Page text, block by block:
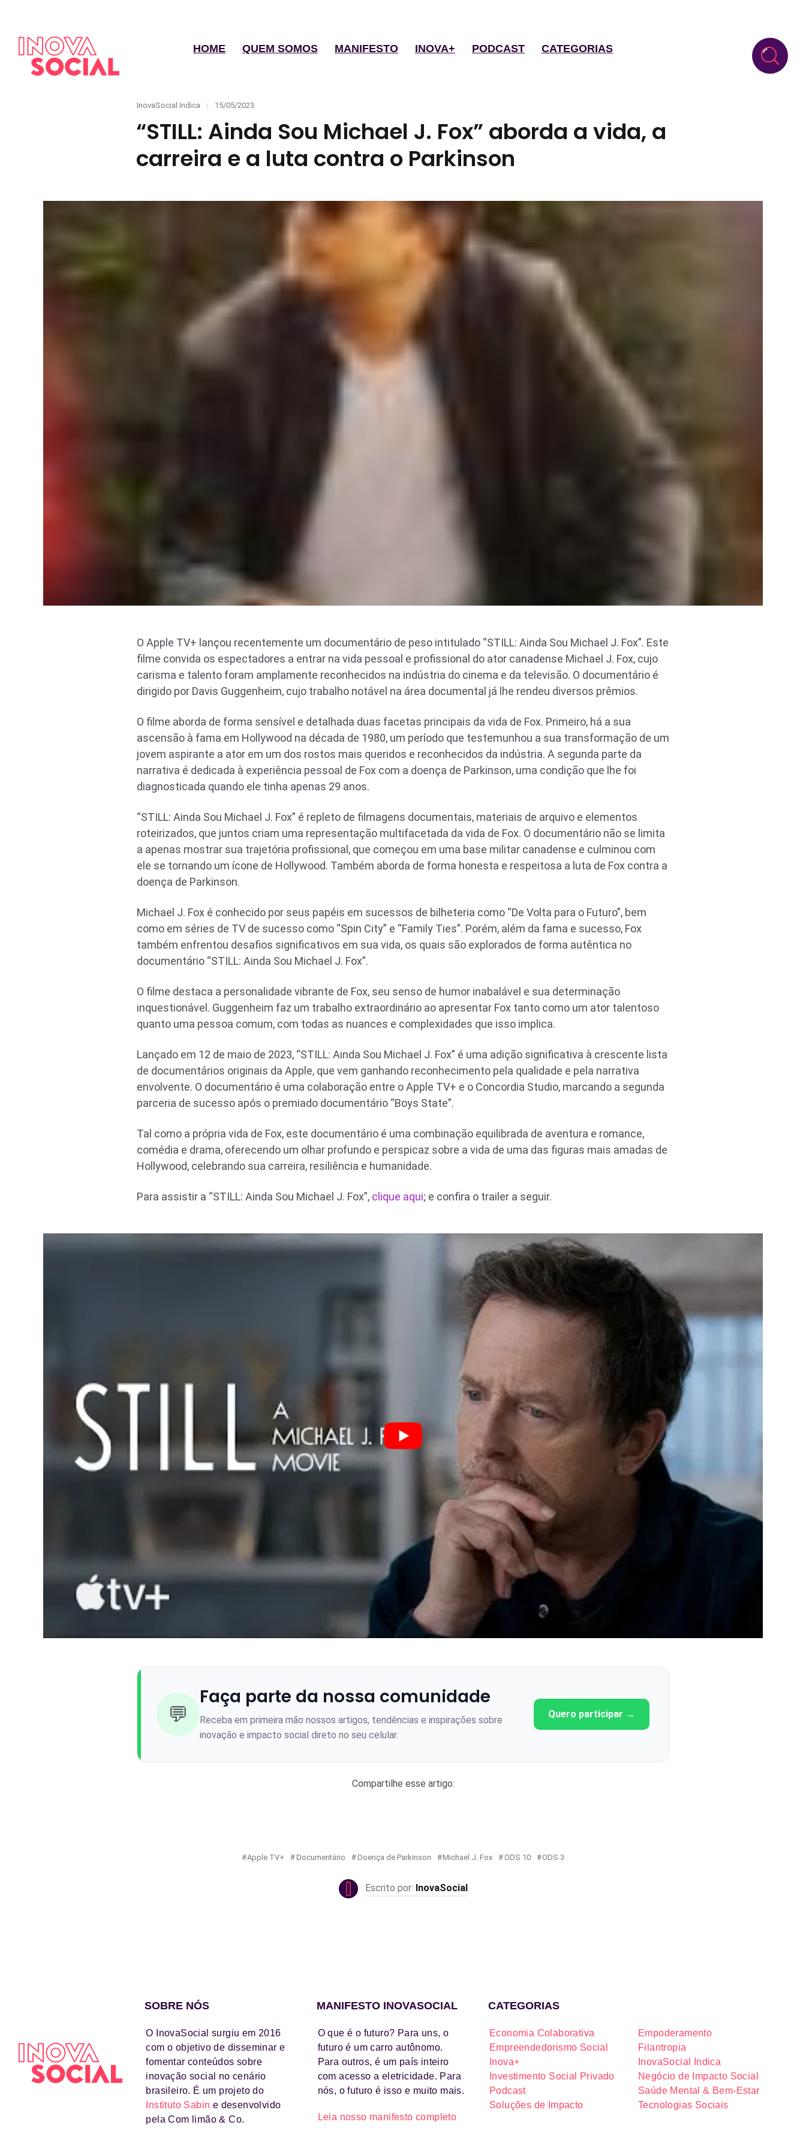
HOME QUEM SOMOS MANIFESTO INOVA+ PODCAST CATEGORIAS
Categories
InovaSocial Indica
Posted
15/05/2023
“STILL: Ainda Sou Michael J. Fox” aborda a vida, a
carreira e a luta contra o Parkinson
O Apple TV+ lançou recentemente um documentário de peso intitulado “STILL: Ainda Sou Michael J. Fox”. Este
filme convida os espectadores a entrar na vida pessoal e profissional do ator canadense Michael J. Fox, cujo
carisma e talento foram amplamente reconhecidos na indústria do cinema e da televisão. O documentário é
dirigido por Davis Guggenheim, cujo trabalho notável na área documental já lhe rendeu diversos prêmios.
O filme aborda de forma sensível e detalhada duas facetas principais da vida de Fox. Primeiro, há a sua
ascensão à fama em Hollywood na década de 1980, um período que testemunhou a sua transformação de um
jovem aspirante a ator em um dos rostos mais queridos e reconhecidos da indústria. A segunda parte da
narrativa é dedicada à experiência pessoal de Fox com a doença de Parkinson, uma condição que lhe foi
diagnosticada quando ele tinha apenas 29 anos.
“STILL: Ainda Sou Michael J. Fox” é repleto de filmagens documentais, materiais de arquivo e elementos
roteirizados, que juntos criam uma representação multifacetada da vida de Fox. O documentário não se limita
a apenas mostrar sua trajetória profissional, que começou em uma base militar canadense e culminou com
ele se tornando um ícone de Hollywood. Também aborda de forma honesta e respeitosa a luta de Fox contra a
doença de Parkinson.
Michael J. Fox é conhecido por seus papéis em sucessos de bilheteria como “De Volta para o Futuro”, bem
como em séries de TV de sucesso como “Spin City” e “Family Ties”. Porém, além da fama e sucesso, Fox
também enfrentou desafios significativos em sua vida, os quais são explorados de forma autêntica no
documentário “STILL: Ainda Sou Michael J. Fox”.
O filme destaca a personalidade vibrante de Fox, seu senso de humor inabalável e sua determinação
inquestionável. Guggenheim faz um trabalho extraordinário ao apresentar Fox tanto como um ator talentoso
quanto uma pessoa comum, com todas as nuances e complexidades que isso implica.
Lançado em 12 de maio de 2023, “STILL: Ainda Sou Michael J. Fox” é uma adição significativa à crescente lista
de documentários originais da Apple, que vem ganhando reconhecimento pela qualidade e pela narrativa
envolvente. O documentário é uma colaboração entre o Apple TV+ e o Concordia Studio, marcando a segunda
parceria de sucesso após o premiado documentário “Boys State”.
Tal como a própria vida de Fox, este documentário é uma combinação equilibrada de aventura e romance,
comédia e drama, oferecendo um olhar profundo e perspicaz sobre a vida de uma das figuras mais amadas de
Hollywood, celebrando sua carreira, resiliência e humanidade.
Para assistir a “STILL: Ainda Sou Michael J. Fox”, clique aqui; e confira o trailer a seguir.
💬
Faça parte da nossa comunidade
Receba em primeira mão nossos artigos, tendências e inspirações sobre
inovação e impacto social direto no seu celular.
Quero participar →
Compartilhe esse artigo:
Apple TV+ Documentário Doença de Parkinson Michael J. Fox ODS 10 ODS 3
InovaSocial
SOBRE NÓS
O InovaSocial surgiu em 2016
com o objetivo de disseminar e
fomentar conteúdos sobre
inovação social no cenário
brasileiro. É um projeto do
Instituto Sabin e desenvolvido
pela Com limão & Co.
MANIFESTO INOVASOCIAL
O que é o futuro? Para uns, o
futuro é um carro autônomo.
Para outros, é um país inteiro
com acesso a eletricidade. Para
nós, o futuro é isso e muito mais.
Leia nosso manifesto completo
CATEGORIAS
Economia Colaborativa
Empoderamento
Empreendedorismo Social
Filantropia
Inova+
InovaSocial Indica
Investimento Social Privado
Negócio de Impacto Social
Podcast
Saúde Mental & Bem-Estar
Soluções de Impacto
Tecnologias Sociais